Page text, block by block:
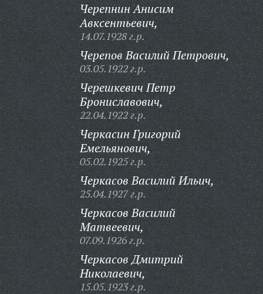
Черепнин Анисим
Авксентьевич,
14.07.1928 г.р.
Черепов Василий Петрович,
03.05.1922 г.р.
Черешкевич Петр
Брониславович,
22.04.1922 г.р.
Черкасин Григорий
Емельянович,
05.02.1925 г.р.
Черкасов Василий Ильич,
25.04.1927 г.р.
Черкасов Василий
Матвеевич,
07.09.1926 г.р.
Черкасов Дмитрий
Николаевич,
15.05.1923 г.р.